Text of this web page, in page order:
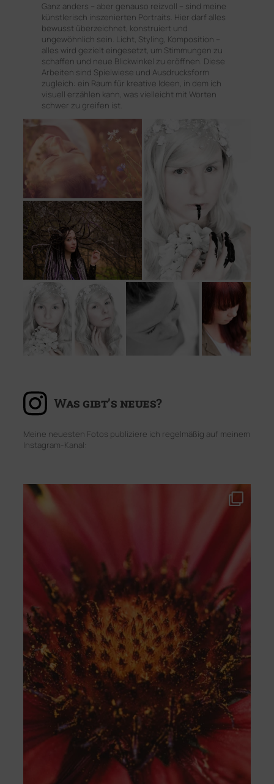
Ganz anders – aber genauso reizvoll – sind meine
künstlerisch inszenierten Portraits. Hier darf alles
bewusst überzeichnet, konstruiert und
ungewöhnlich sein. Licht, Styling, Komposition –
alles wird gezielt eingesetzt, um Stimmungen zu
schaffen und neue Blickwinkel zu eröffnen. Diese
Arbeiten sind Spielwiese und Ausdrucksform
zugleich: ein Raum für kreative Ideen, in dem ich
visuell erzählen kann, was vielleicht mit Worten
schwer zu greifen ist.
Was gibt’s neues?
Meine neuesten Fotos publiziere ich regelmäßig auf meinem
Instagram-Kanal: